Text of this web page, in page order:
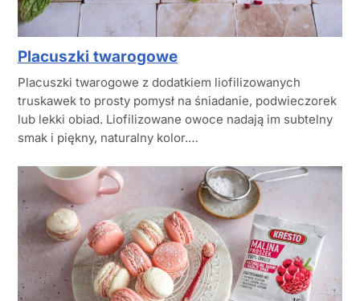
Placuszki twarogowe
Placuszki twarogowe z dodatkiem liofilizowanych
truskawek to prosty pomysł na śniadanie, podwieczorek
lub lekki obiad. Liofilizowane owoce nadają im subtelny
smak i piękny, naturalny kolor.…